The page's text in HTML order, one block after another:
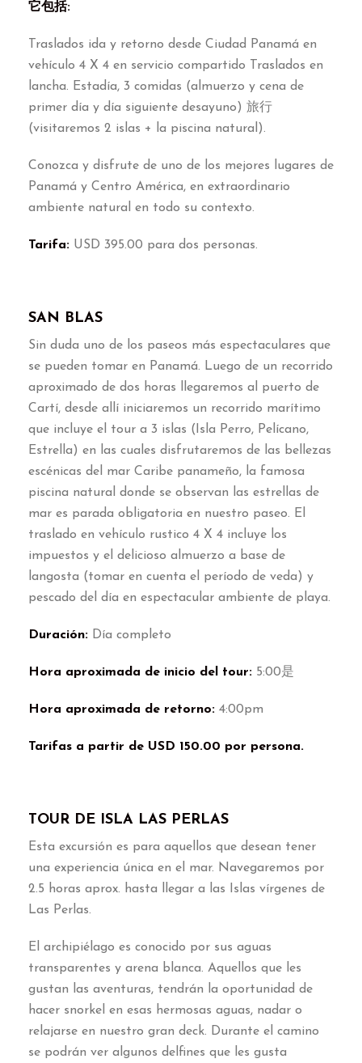
它包括:
Traslados ida y retorno desde Ciudad Panamá en
vehículo 4 X 4 en servicio compartido Traslados en
lancha. Estadía, 3 comidas (almuerzo y cena de
primer día y día siguiente desayuno) 旅行
(visitaremos 2 islas + la piscina natural ).
Conozca y disfrute de uno de los mejores lugares de
Panamá y Centro América, en extraordinario
ambiente natural en todo su contexto.
Tarifa: USD 395.00 para dos personas.
SAN BLAS
Sin duda uno de los paseos más espectaculares que
se pueden tomar en Panamá. Luego de un recorrido
aproximado de dos horas llegaremos al puerto de
Cartí, desde allí iniciaremos un recorrido marítimo
que incluye el tour a 3 islas ( Isla Perro, Pelícano,
Estrella) en las cuales disfrutaremos de las bellezas
escénicas del mar Caribe panameño, la famosa
piscina natural donde se observan las estrellas de
mar es parada obligatoria en nuestro paseo. El
traslado en vehículo rustico 4 X 4 incluye los
impuestos y el delicioso almuerzo a base de
langosta (tomar en cuenta el período de veda) y
pescado del día en espectacular ambiente de playa.
Duración: Día completo
Hora aproximada de inicio del tour: 5:00是
Hora aproximada de retorno: 4:00pm
Tarifas a partir de USD 150.00 por persona.
TOUR DE ISLA LAS PERLAS
Esta excursión es para aquellos que desean tener
una experiencia única en el mar. Navegaremos por
2.5 horas aprox. hasta llegar a las Islas vírgenes de
Las Perlas.
El archipiélago es conocido por sus aguas
transparentes y arena blanca. Aquellos que les
gustan las aventuras, tendrán la oportunidad de
hacer snorkel en esas hermosas aguas, nadar o
relajarse en nuestro gran deck. Durante el camino
se podrán ver algunos delfines que les gusta